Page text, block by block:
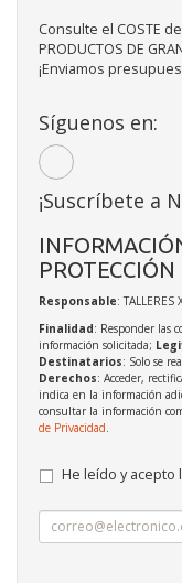
Consulte el COSTE
PRODUCTOS DE
¡Enviamos
Síguenos en:
¡Suscríbete a
Responsable: TALLERES
Finalidad: Responder las
información solicitada;
Destinatarios: Solo se
Derechos: Acceder,
indica en la información
consultar la información
de Privacidad
He leído y acepto